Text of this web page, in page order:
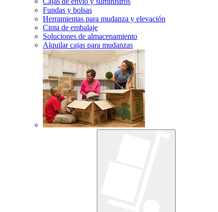
Fundas y bolsas
Herramientas para mudanza y elevación
Cinta de embalaje
Soluciones de almacenamiento
Alquilar cajas para mudanzas